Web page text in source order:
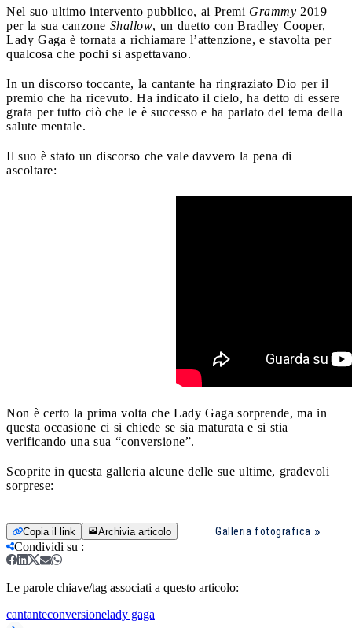
Nel suo ultimo intervento pubblico, ai Premi Grammy 2019
per la sua canzone Shallow, un duetto con Bradley Cooper,
Lady Gaga è tornata a richiamare l’attenzione, e stavolta per
qualcosa che pochi si aspettavano.
In un discorso toccante, la cantante ha ringraziato Dio per il
premio che ha ricevuto. Ha indicato il cielo, ha detto di essere
grata per tutto ciò che le è successo e ha parlato del tema della
salute mentale.
Il suo è stato un discorso che vale davvero la pena di
ascoltare:
Non è certo la prima volta che Lady Gaga sorprende, ma in
questa occasione ci si chiede se sia maturata e si stia
verificando una sua “conversione”.
Scoprite in questa galleria alcune delle sue ultime, gradevoli
sorprese:
Galleria fotografica
Copia il link Archivia articolo
Condividi su :
Le parole chiave/tag associati a questo articolo:
cantanteconversionelady gaga